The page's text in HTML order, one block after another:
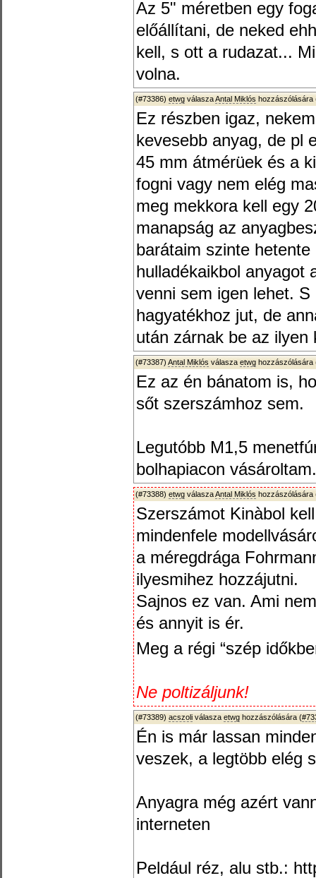
Az 5" méretben egy
előállítani, de neked
kell, s ott a rudazat...
volna.
(#73386) etwg válaszaAntal Miklós hozzászólására
Ez részben igaz,
kevesebb anyag, de pl
45 mm átmérüek és a
fogni vagy nem elég
meg mekkora kell egy
manapság az
barátaim szinte
hulladékaikbol anyagot
venni sem igen lehet.
hagyatékhoz jut, de
után zárnak be az ilyen
(#73387) Antal Miklós válasza etwg hozzászólására
Ez az én bánatom is,
sőt szerszámhoz sem.
Legutóbb M1,5
bolhapiacon vásároltam.
(#73388) etwg válaszaAntal Miklós hozzászólására
Szerszámot Kinàbol
mindenfele
a méregdrága
ilyesmihez hozzájutni.
Sajnos ez van. Ami
és annyit is ér.
Meg a régi “szép
Ne poltizáljunk!
(#73389) acszoli válasza etwg hozzászólására (
Én is már lassan
veszek, a legtöbb elég
Anyagra még azért
interneten
Peldául réz, alu stb.: